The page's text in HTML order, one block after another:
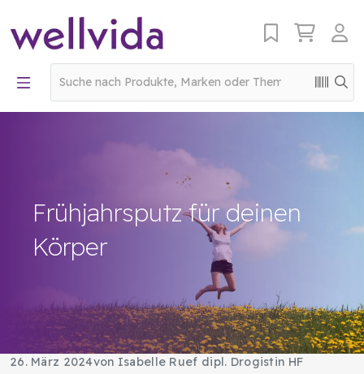
Frühjahrsputz für deinen
Körper
26. März 2024von Isabelle Ruef dipl. Drogistin HF